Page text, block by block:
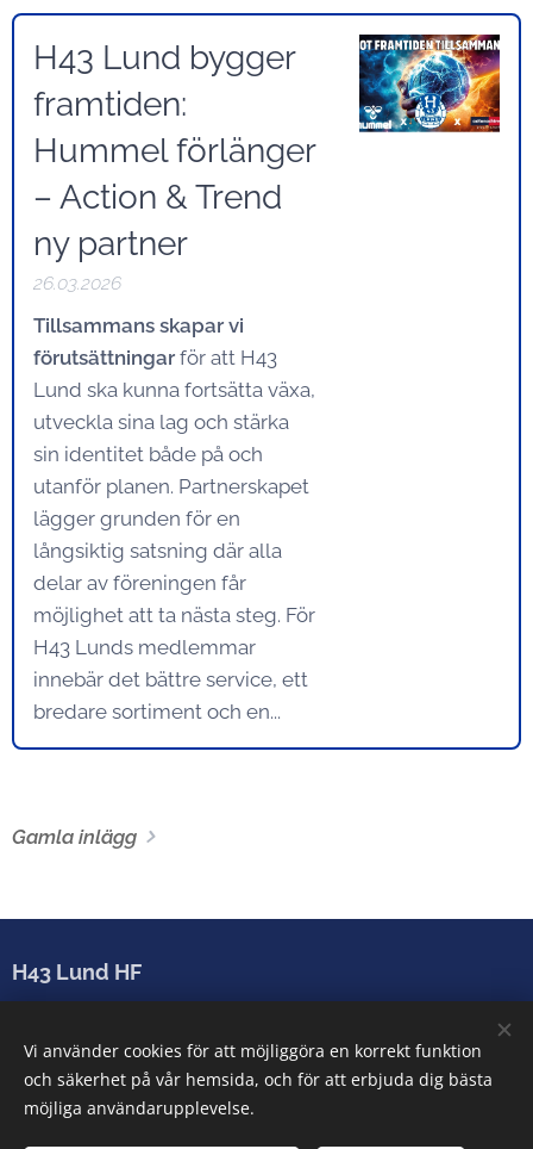
H43 Lund bygger
framtiden:
Hummel förlänger
– Action & Trend
ny partner
26.03.2026
Tillsammans skapar vi
förutsättningar för att H43
Lund ska kunna fortsätta växa,
utveckla sina lag och stärka
sin identitet både på och
utanför planen. Partnerskapet
lägger grunden för en
långsiktig satsning där alla
delar av föreningen får
möjlighet att ta nästa steg. För
H43 Lunds medlemmar
innebär det bättre service, ett
bredare sortiment och en...
Gamla inlägg
H43 Lund HF
Arenatorget 2-6, 222 28 Lund
info@h43lund.se
Vi använder cookies för att möjliggöra en korrekt funktion
och säkerhet på vår hemsida, och för att erbjuda dig bästa
möjliga användarupplevelse.